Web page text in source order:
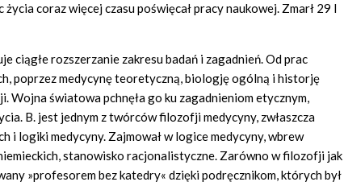
coraz więcej czasu poświęcał pracy naukowej. Zmarł 29 I
ciągłe rozszerzanie zakresu badań i zagadnień. Od prac
poprzez medycynę teoretyczną, biologję ogólną i historję
Wojna światowa pchnęła go ku zagadnieniom etycznym,
B. jest jednym z twórców filozofji medycyny, zwłaszcza
i logiki medycyny. Zajmował w logice medycyny, wbrew
stanowisko racjonalistyczne. Zarówno w filozofji jak
»profesorem bez katedry« dzięki podręcznikom, których był